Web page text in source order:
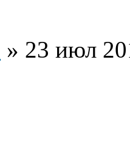
» 23 июл